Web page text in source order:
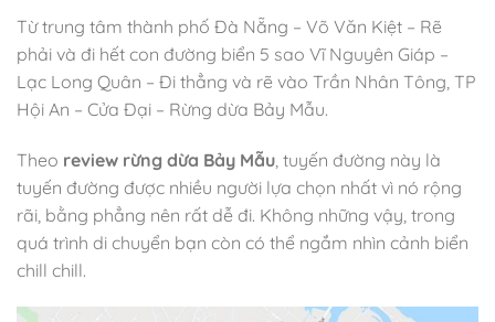
Từ trung tâm thành phố Đà Nẵng – Võ Văn Kiệt – Rẽ
phải và đi hết con đường biển 5 sao Vĩ Nguyên Giáp –
Lạc Long Quân – Đi thẳng và rẽ vào Trần Nhân Tông, TP
Hội An – Cửa Đại – Rừng dừa Bảy Mẫu.
Theo review rừng dừa Bảy Mẫu , tuyến đường này là
tuyến đường được nhiều người lựa chọn nhất vì nó rộng
rãi, bằng phẳng nên rất dễ đi. Không những vậy, trong
quá trình di chuyển bạn còn có thể ngắm nhìn cảnh biển
chill chill.